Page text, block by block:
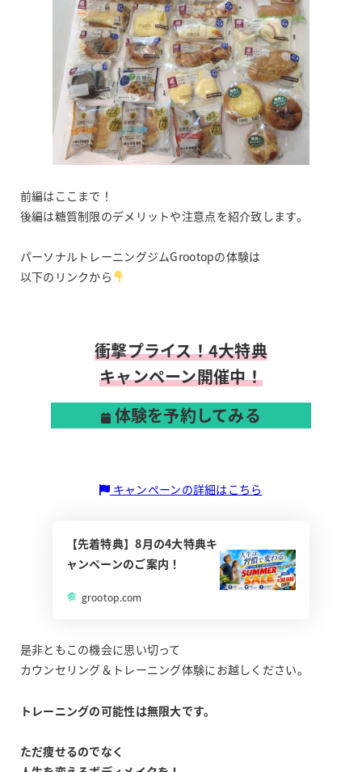
前編はここまで！
後編は糖質制限のデメリットや注意点を紹介致します。
パーソナルトレーニングジムGrootopの体験は
以下のリンクから
衝撃プライス！4大特典
キャンペーン開催中！
体験を予約してみる
キャンペーンの詳細はこちら
【先着特典】8月の4大特典キ
ャンペーンのご案内！
grootop.com
是非ともこの機会に思い切って
カウンセリング＆トレーニング体験にお越しください。
トレーニングの可能性は無限大です。
ただ痩せるのでなく